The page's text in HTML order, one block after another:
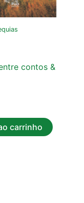
contos &
carrinho